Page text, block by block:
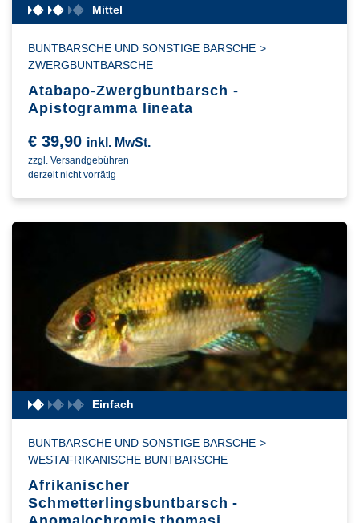
Mittel
BUNTBARSCHE UND SONSTIGE BARSCHE >
ZWERGBUNTBARSCHE
Atabapo-Zwergbuntbarsch -
Apistogramma lineata
€ 39,90 inkl. MwSt.
zzgl. Versandgebühren
derzeit nicht vorrätig
Einfach
BUNTBARSCHE UND SONSTIGE BARSCHE >
WESTAFRIKANISCHE BUNTBARSCHE
Afrikanischer
Schmetterlingsbuntbarsch -